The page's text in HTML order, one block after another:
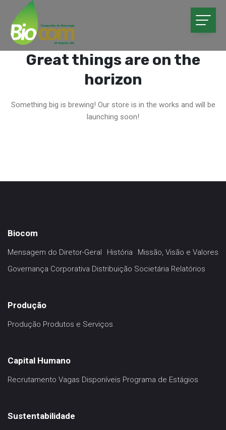
Great things are on the
horizon
Something big is brewing! Our store is in the works and will be
launching soon!
Biocom
Mensagem do Diretor-Geral História
Missão, Visão e Valores
Governança Corporativa Distribuição Societária Relatórios
Produção
Produção Produtos e Serviços
Capital Humano
Recrutamento Vagas Disponíveis Programa de Estágios
Sustentabilidade